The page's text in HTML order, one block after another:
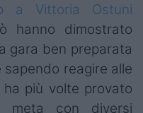
a Vittoria Ostuni
hanno dimostrato
gara ben preparata
reagire alle
più volte provato
con diversi